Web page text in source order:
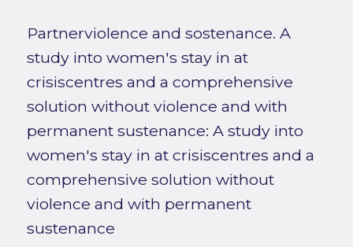
Partnerviolence and sostenance. A
study into women's stay in at
crisiscentres and a comprehensive
solution without violence and with
permanent sustenance: A study into
women's stay in at crisiscentres and a
comprehensive solution without
violence and with permanent
sustenance